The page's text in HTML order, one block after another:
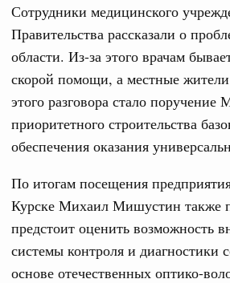
Сотрудники медицинского
Правительства рассказали о
области. Из-за этого врачам
скорой помощи, а местные жители
этого разговора стало
приоритетного строительства
обеспечения оказания
По итогам посещения
Курске Михаил Мишустин также
предстоит оценить возможность
системы контроля и диагностики
основе отечественных оптико-
Синхронизация
поддержки сельских
городов. Городская среда
«Единый заказчик»
и реконструкцию более
ситуации и ликвидация их
провёл заседание
чрезвычайной